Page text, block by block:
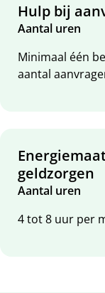
Hulp bij
Aantal uren
Minimaal één
aantal
geldzorgen
Aantal uren
4 tot 8 uur per